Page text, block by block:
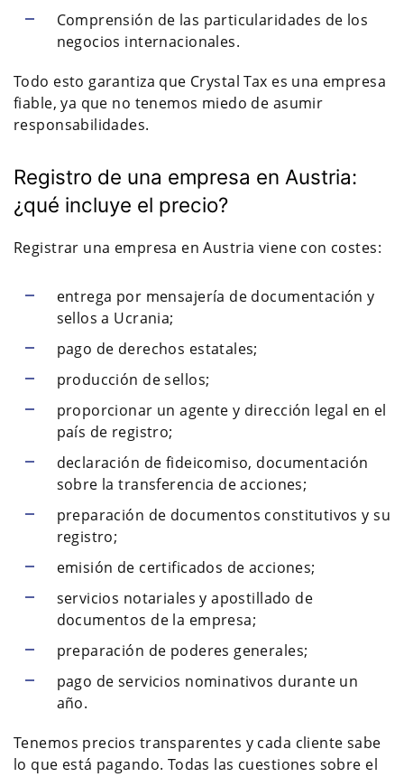
Comprensión de las particularidades de los
negocios internacionales.
Todo esto garantiza que Crystal Tax es una empresa
fiable, ya que no tenemos miedo de asumir
responsabilidades.
Registro de una empresa en Austria:
¿qué incluye el precio?
Registrar una empresa en Austria viene con costes:
entrega por mensajería de documentación y
sellos a Ucrania;
pago de derechos estatales;
producción de sellos;
proporcionar un agente y dirección legal en el
país de registro;
declaración de fideicomiso, documentación
sobre la transferencia de acciones;
preparación de documentos constitutivos y su
registro;
emisión de certificados de acciones;
servicios notariales y apostillado de
documentos de la empresa;
preparación de poderes generales;
pago de servicios nominativos durante un
año.
Tenemos precios transparentes y cada cliente sabe
lo que está pagando. Todas las cuestiones sobre el